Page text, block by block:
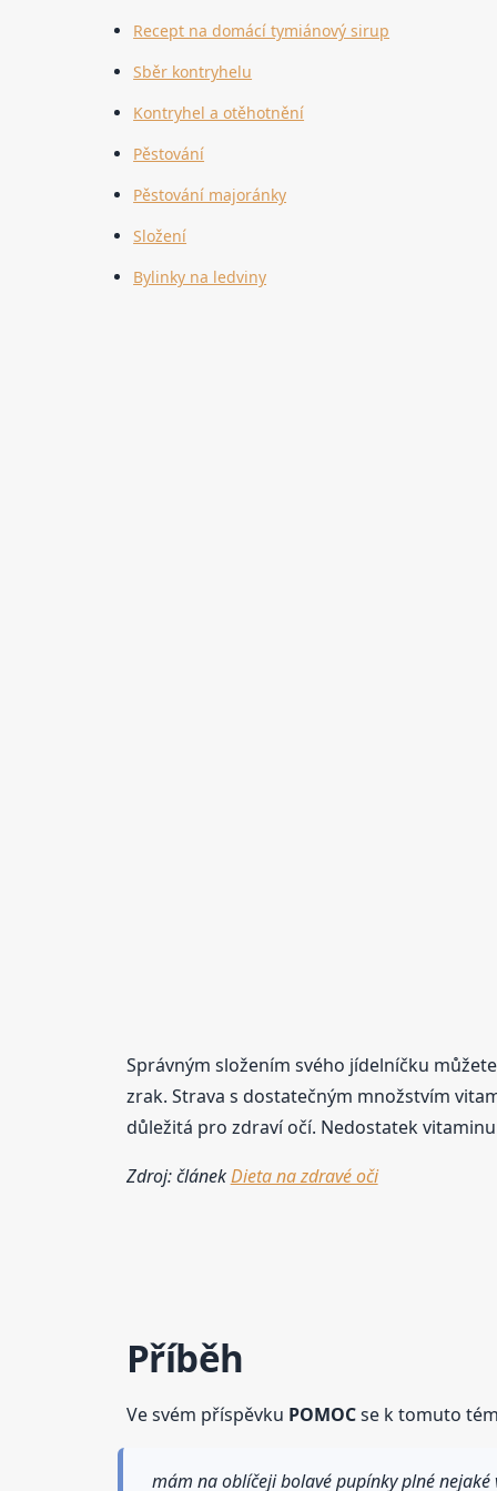
Recept na domácí tymiánový sirup
Sběr kontryhelu
Kontryhel a otěhotnění
Pěstování
Pěstování majoránky
Složení
Bylinky na ledviny
Správným složením svého jídelníčku
zrak. Strava s dostatečným množstvím
důležitá pro zdraví očí. Nedostatek
Zdroj: článekDieta na zdravé oči
Příběh
Ve svém příspěvku POMOCse k tomuto
mám na oblíčeji bolavé pupínky plné